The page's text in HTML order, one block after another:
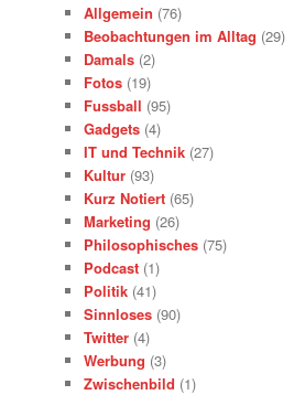
Allgemein (76)
Beobachtungen im Alltag (29)
Damals (2)
Fotos (19)
Fussball (95)
Gadgets (4)
IT und Technik (27)
Kultur (93)
Kurz Notiert (65)
Marketing (26)
Philosophisches (75)
Podcast (1)
Politik (41)
Sinnloses (90)
Twitter (4)
Werbung (3)
Zwischenbild (1)